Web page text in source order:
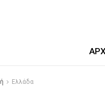
Ελλάδα